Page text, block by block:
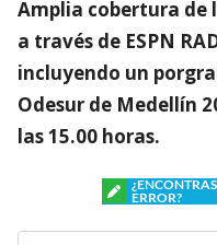
Amplia cobertura de
a través de ESPN
incluyendo un
Odesur de Medellín
las 15.00 horas.
ERROR?